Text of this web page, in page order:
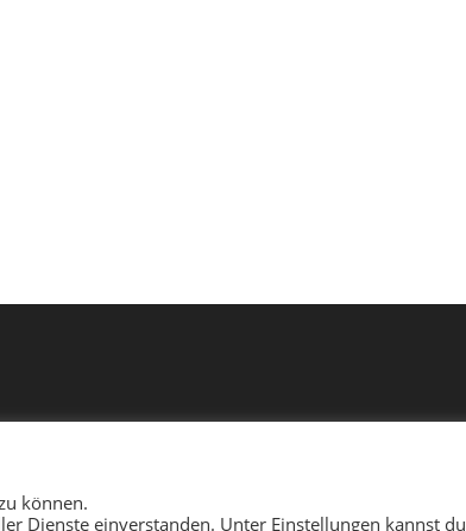
können.
Dienste einverstanden. Unter Einstellungen kannst du